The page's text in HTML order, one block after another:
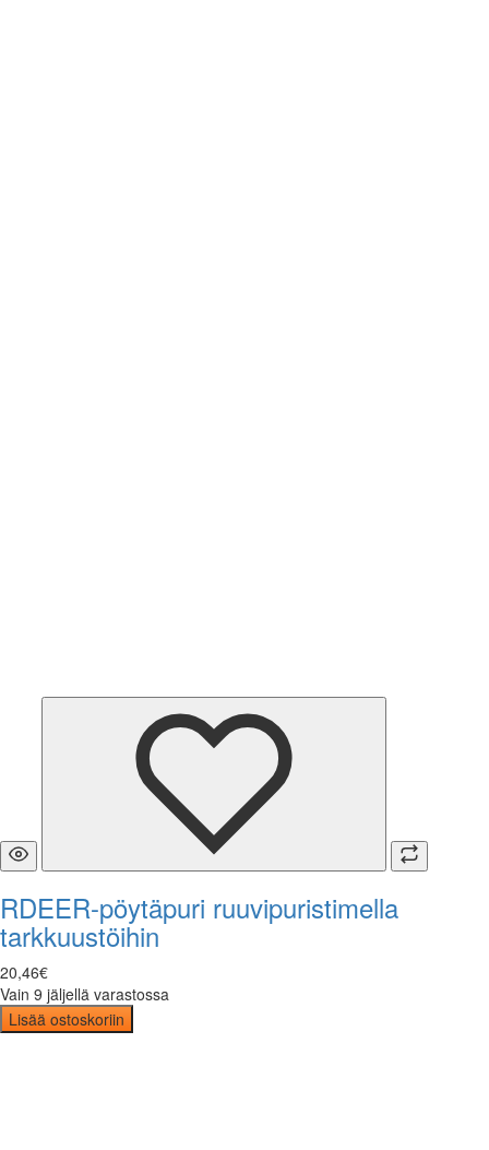
RDEER-pöytäpuri ruuvipuristimella
tarkkuustöihin
20,46€
Vain 9 jäljellä varastossa
Lisää ostoskoriin